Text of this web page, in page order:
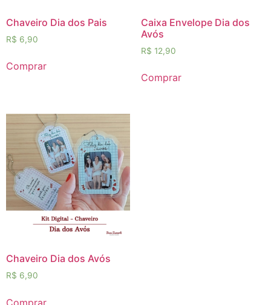
Chaveiro Dia dos Pais
R$ 6,90
Comprar
Caixa Envelope Dia dos
Avós
R$ 12,90
Comprar
Chaveiro Dia dos Avós
R$ 6,90
Comprar